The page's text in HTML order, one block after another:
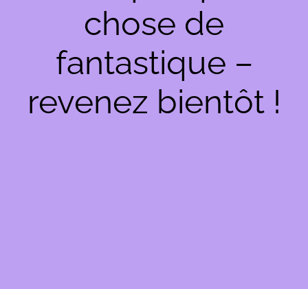
chose de
fantastique –
revenez bientôt !